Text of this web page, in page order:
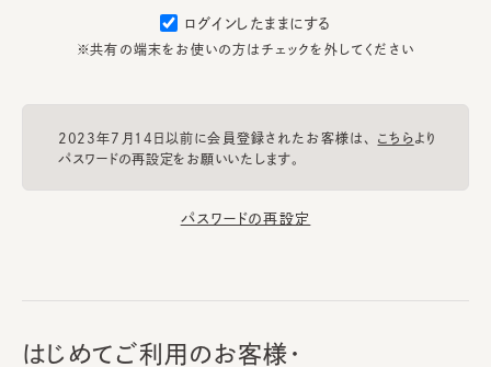
ログインしたままにする
※共有の端末をお使いの方はチェックを外してください
2023年7月14日以前に会員登録されたお客様は、 こちらより
パスワードの再設定をお願いいたします。
パスワードの再設定
はじめてご利用のお客様・